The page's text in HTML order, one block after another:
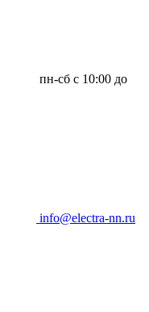
пн-сб с 10:00 до
info@electra-nn.ru